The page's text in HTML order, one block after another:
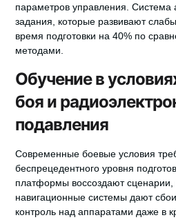
параметров управления. Система
задания, которые развивают
время подготовки на 40% по
методами.
Обучение в
боя и
подавления
Современные боевые условия
беспрецедентного уровня
платформы воссоздают сценарии,
навигационные системы дают
контроль над аппаратами даже в